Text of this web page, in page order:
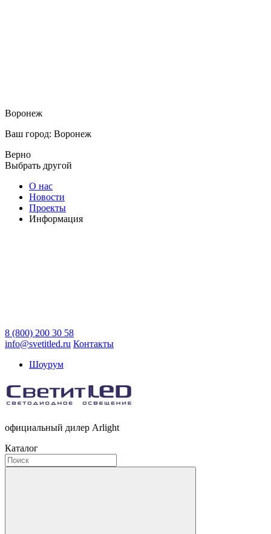
Воронеж
Ваш город: Воронеж
Верно
Выбрать другой
О нас
Новости
Проекты
Информация
8 (800) 200 30 58
info@svetitled.ru Контакты
Шоурум
официальный дилер Arlight
Каталог